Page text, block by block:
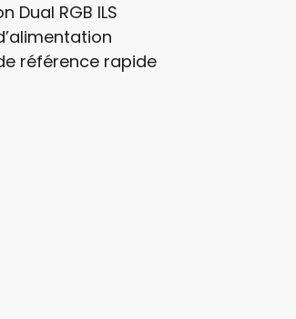
Dual RGB ILS
référence rapide